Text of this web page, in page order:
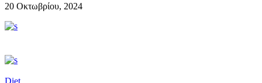
20 Οκτωβρίου, 2024